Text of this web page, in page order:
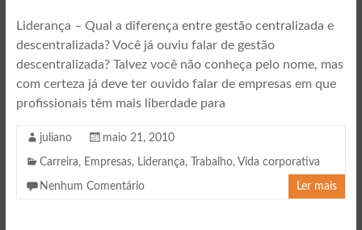
Liderança – Qual a diferença entre gestão centralizada e
descentralizada? Você já ouviu falar de gestão
descentralizada? Talvez você não conheça pelo nome, mas
com certeza já deve ter ouvido falar de empresas em que
profissionais têm mais liberdade para
juliano maio 21, 2010
Carreira, Empresas, Liderança, Trabalho, Vida corporativa
Nenhum Comentário Ler mais